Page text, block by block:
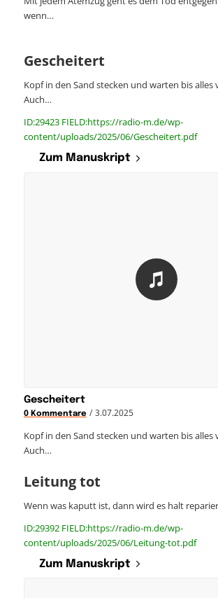
wenn…
Gescheitert
Kopf in den Sand stecken und warten bis alles
Auch…
ID:29423 FIELD:https://radio-m.de/wp-
content/uploads/2025/06/Gescheitert.pdf
Zum Manuskript
Gescheitert
0 Kommentare / 3.07.2025
Kopf in den Sand stecken und warten bis alles
Auch…
Leitung tot
Wenn was kaputt ist, dann wird es halt
ID:29392 FIELD:https://radio-m.de/wp-
content/uploads/2025/06/Leitung-tot.pdf
Zum Manuskript